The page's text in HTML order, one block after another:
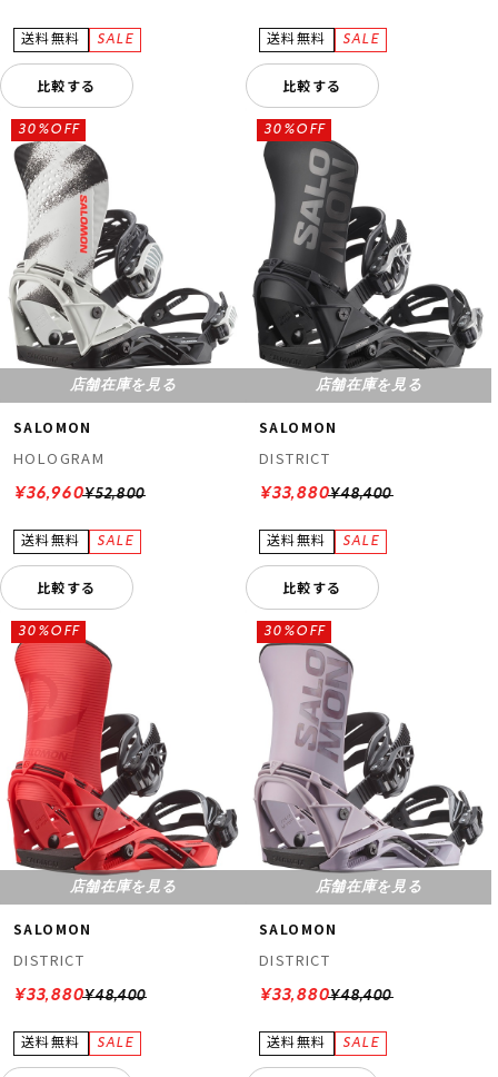
比較する 比較する
店舗在庫を見る
SALOMON
HOLOGRAM
¥52,800
30%OFF
¥36,960
比較する
店舗在庫を見る
SALOMON
DISTRICT
¥48,400
30%OFF
¥33,880
比較する
店舗在庫を見る
SALOMON
DISTRICT
¥48,400
30%OFF
¥33,880
店舗在庫を見る
SALOMON
DISTRICT
¥48,400
30%OFF
¥33,880